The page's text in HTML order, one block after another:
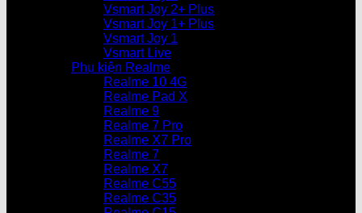
Vsmart Joy 2+ Plus
Vsmart Joy 1+ Plus
Vsmart Joy 1
Vsmart Live
Phụ kiện Realme
Realme 10 4G
Realme Pad X
Realme 9
Realme 7 Pro
Realme X7 Pro
Realme 7
Realme X7
Realme C55
Realme C35